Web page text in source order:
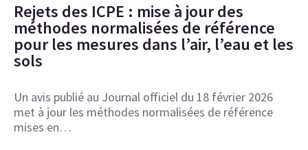
Rejets des ICPE : mise à jour des
méthodes normalisées de référence
pour les mesures dans l’air, l’eau et les
sols
Un avis publié au Journal officiel du 18 février 2026
met à jour les méthodes normalisées de référence
mises en…